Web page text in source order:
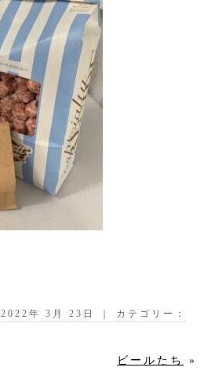
2022年 3月 23日 ｜ カテゴリー：
ビールたち »